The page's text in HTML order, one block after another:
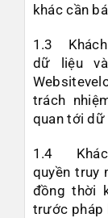
khác cần
1.3 Khách
dữ liệu
trách
quan tới dữ
1.4
quyền truy
đồng thời
trước pháp